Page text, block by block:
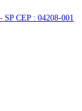
CEP : 04208-001